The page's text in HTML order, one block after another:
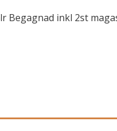
Begagnad inkl 2st